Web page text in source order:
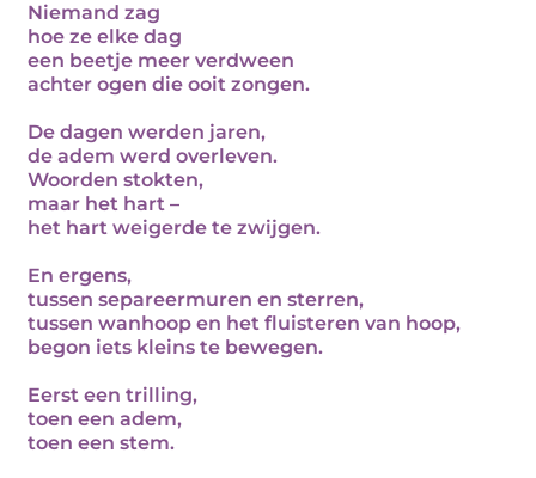
Niemand zag
hoe ze elke dag
een beetje meer verdween
achter ogen die ooit zongen.
De dagen werden jaren,
de adem werd overleven.
Woorden stokten,
maar het hart –
het hart weigerde te zwijgen.
En ergens,
tussen separeermuren en sterren,
tussen wanhoop en het fluisteren van hoop,
begon iets kleins te bewegen.
Eerst een trilling,
toen een adem,
toen een stem.